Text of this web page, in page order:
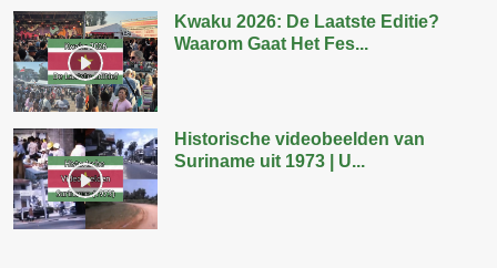
Kwaku 2026: De Laatste Editie?
Waarom Gaat Het Fes...
Historische videobeelden van
Suriname uit 1973 | U...